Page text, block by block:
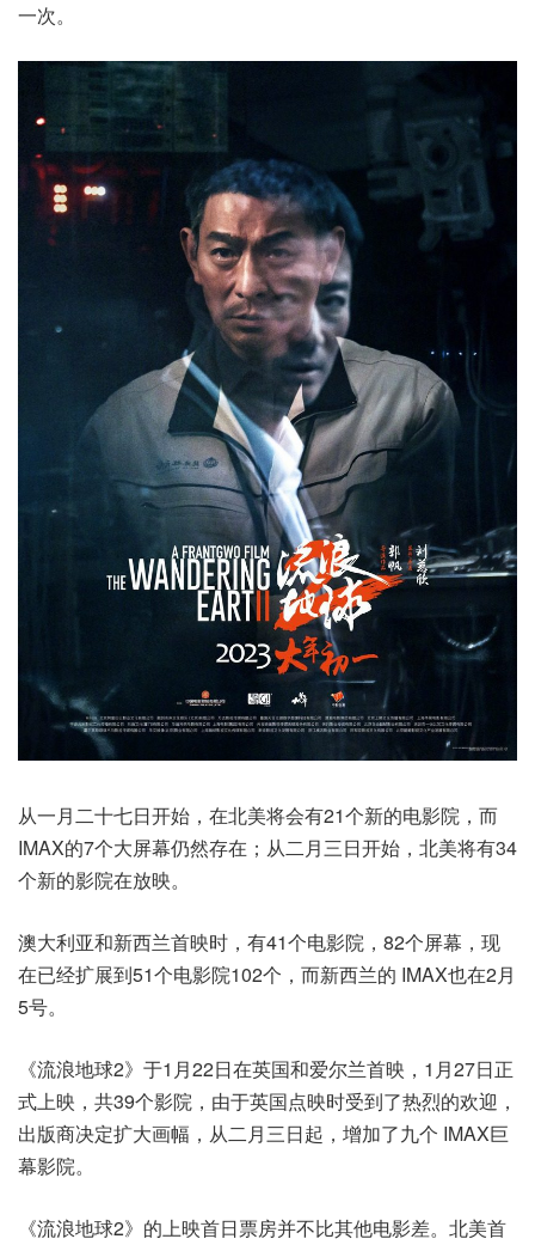
一次。
从一月二十七日开始，在北美将会有21个新的电影院，而
IMAX的7个大屏幕仍然存在；从二月三日开始，北美将有34
个新的影院在放映。
澳大利亚和新西兰首映时，有41个电影院，82个屏幕，现
在已经扩展到51个电影院102个，而新西兰的 IMAX也在2月
5号。
《流浪地球2》于1月22日在英国和爱尔兰首映，1月27日正
式上映，共39个影院，由于英国点映时受到了热烈的欢迎，
出版商决定扩大画幅，从二月三日起，增加了九个 IMAX巨
幕影院。
《流浪地球2》的上映首日票房并不比其他电影差。北美首